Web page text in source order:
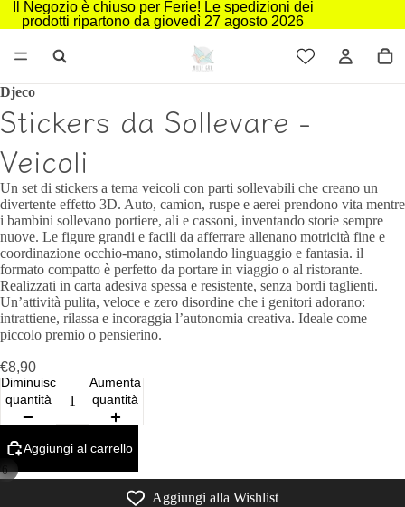
Il Negozio è chiuso per Ferie! Le spedizioni dei
prodotti ripartono da giovedì 27 agosto 2026
6
Djeco
Stickers da Sollevare -
Veicoli
Un set di stickers a tema veicoli con parti sollevabili che creano un
divertente effetto 3D. Auto, camion, ruspe e aerei prendono vita mentre
i bambini sollevano portiere, ali e cassoni, inventando storie sempre
nuove. Le figure grandi e facili da afferrare allenano motricità fine e
coordinazione occhio-mano, stimolando linguaggio e fantasia. il
formato compatto è perfetto da portare in viaggio o al ristorante.
Realizzati in carta adesiva spessa e resistente, senza bordi taglienti.
Un’attività pulita, veloce e zero disordine che i genitori adorano:
intrattiene, rilassa e incoraggia l’autonomia creativa. Ideale come
piccolo premio o pensierino.
€8,90
Diminuisci
quantità
Aumenta
quantità
Aggiungi al carrello
Aggiungi alla Wishlist